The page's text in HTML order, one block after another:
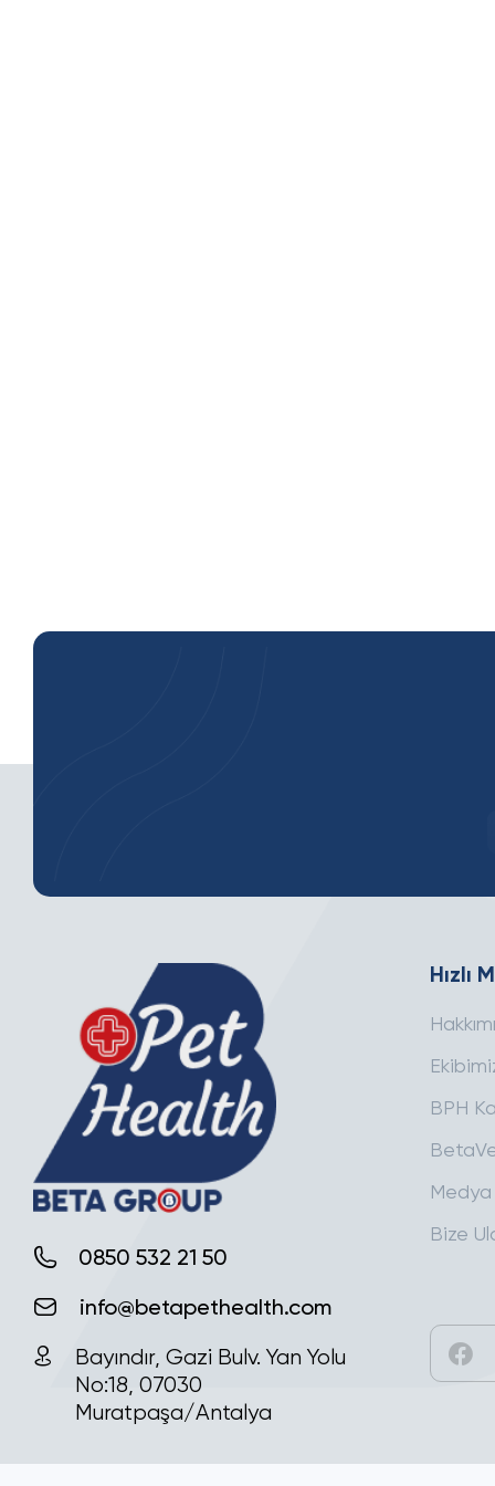
0850 532 21 50
info@betapethealth.com
Bayındır, Gazi Bulv. Yan Yolu
No:18, 07030
Muratpaşa/Antalya
Hızlı
BPH
Medya
Bize